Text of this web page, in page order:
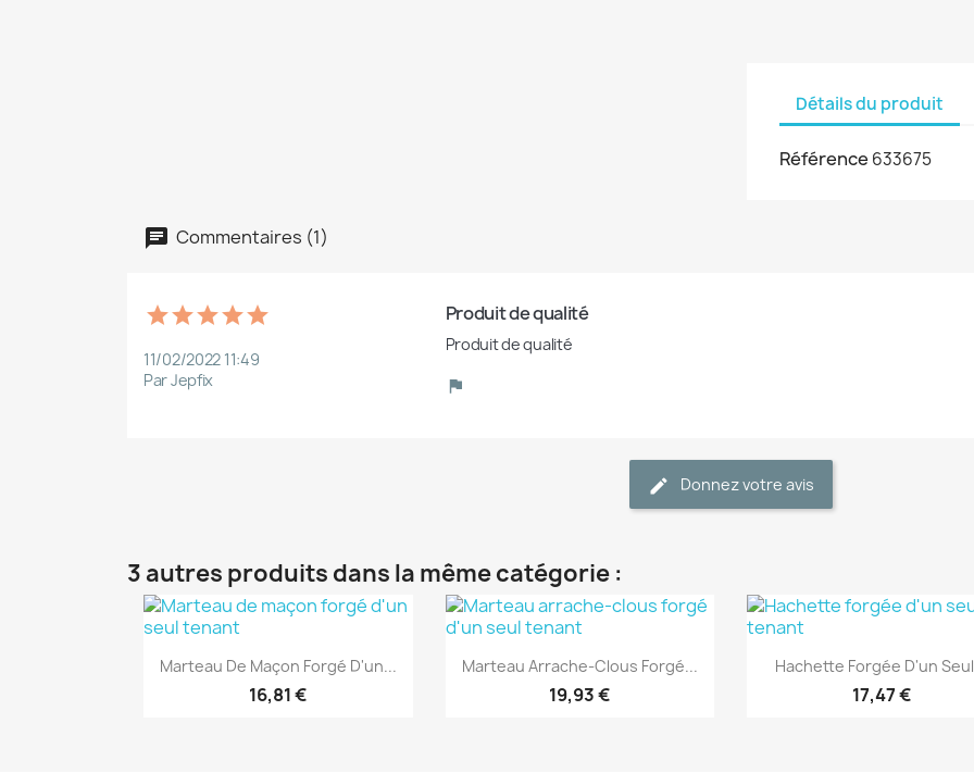
Détails du produit
Référence 633675
Commentaires (1)
11/02/2022 11:49
Par Jepfix
Produit de qualité
Produit de qualité
Donnez votre avis
3 autres produits dans la même catégorie :
Aperçu rapide
Marteau De Maçon Forgé D'un...
16,81 €
Aperçu rapide
Marteau Arrache-Clous Forgé...
19,93 €
Aperçu rapide
Hachette Forgée D'un
17,47 €